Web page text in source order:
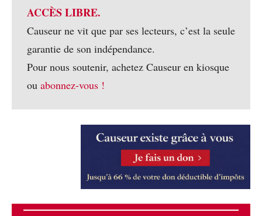
ACCÈS LIBRE.
Causeur ne vit que par ses lecteurs, c’est la seule
garantie de son indépendance.
Pour nous soutenir, achetez Causeur en kiosque
ou abonnez-vous !